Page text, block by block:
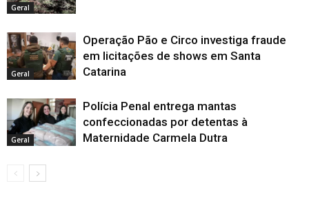
Geral
Geral
Operação Pão e Circo investiga fraude
em licitações de shows em Santa
Catarina
Geral
Polícia Penal entrega mantas
confeccionadas por detentas à
Maternidade Carmela Dutra